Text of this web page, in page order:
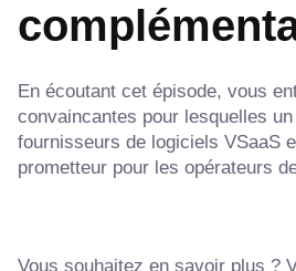
En écoutant cet épisode, vous
convaincantes pour lesquelles
fournisseurs de logiciels VSaaS
prometteur pour les opérateurs
Vous souhaitez en savoir plus ?